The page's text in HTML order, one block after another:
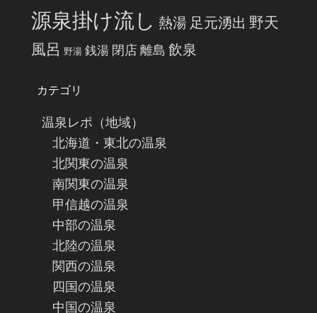
源泉掛け流し 熱湯 足元湧出 野天
風呂 野湯 銭湯 閉店 離島 飲泉
カテゴリ
温泉レポ（地域）
北海道・東北の温泉
北関東の温泉
南関東の温泉
甲信越の温泉
中部の温泉
北陸の温泉
関西の温泉
四国の温泉
中国の温泉